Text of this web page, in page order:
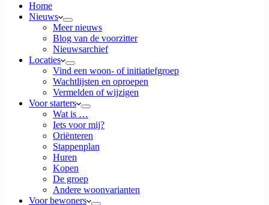
Home
Nieuws
Meer nieuws
Blog van de voorzitter
Nieuwsarchief
Locaties
Vind een woon- of initiatiefgroep
Wachtlijsten en oproepen
Vermelden of wijzigen
Voor starters
Wat is …
Iets voor mij?
Oriënteren
Stappenplan
Huren
Kopen
De groep
Andere woonvarianten
Voor bewoners